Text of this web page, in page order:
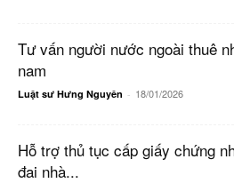
Tư vấn người nước ngoài thuê
nam
Luật sư Hưng Nguyên - 18/01/2026
Hỗ trợ thủ tục cấp giấy chứng
đai nhà...